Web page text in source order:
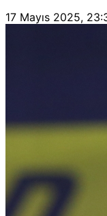
17 Mayıs 2025,